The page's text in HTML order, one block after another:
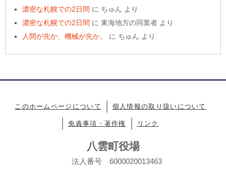
濃密な札幌での2日間 に ちゅん より
濃密な札幌での2日間 に東海地方の同業者 より
人間が先か、機械が先か。
に ちゅん より
このホームページについて 個人情報の取り扱いについて
免責事項・著作権 リンク
八雲町役場
法人番号 6000020013463